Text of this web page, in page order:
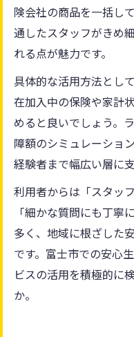
険会社の商品を一括し
通したスタッフがきめ
れる点が魅力です。
具体的な活用方法とし
在加入中の保険や家計
めると良いでしょう。
障額のシミュレーショ
経験者まで幅広い層に
利用者からは「スタッ
「細かな質問にも丁寧
多く、地域に根ざした
です。富士市での安心
ビスの活用を積極的に
か。